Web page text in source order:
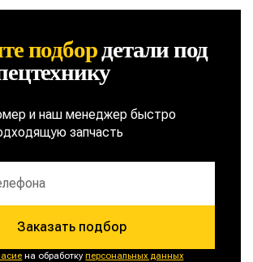
подбордеталипод
и наш менеджер быстро
запчасть
Заказать подбор
на обработкуперсональных данных